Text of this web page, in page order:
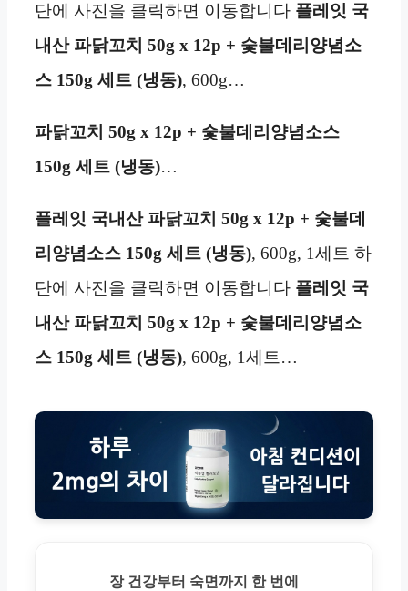
단에 사진을 클릭하면 이동합니다 플레잇 국
내산 파닭꼬치 50g x 12p + 숯불데리양념소
스 150g 세트 (냉동), 600g…
파닭꼬치 50g x 12p + 숯불데리양념소스
150g 세트 (냉동)…
플레잇 국내산 파닭꼬치 50g x 12p + 숯불데
리양념소스 150g 세트 (냉동), 600g, 1세트 하
단에 사진을 클릭하면 이동합니다 플레잇 국
내산 파닭꼬치 50g x 12p + 숯불데리양념소
스 150g 세트 (냉동), 600g, 1세트…
장 건강부터 숙면까지 한 번에